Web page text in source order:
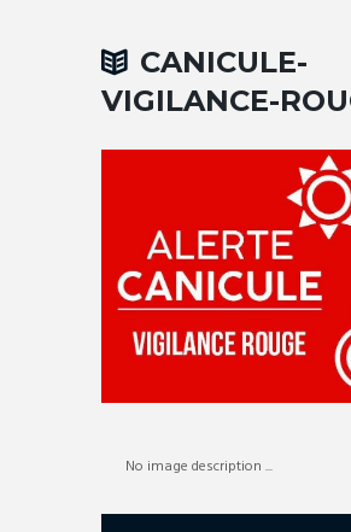
CANICULE-
VIGILANCE-
No image description ...